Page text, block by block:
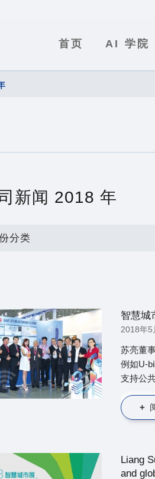
首页 AI 学院
新闻 2018 年
分类
智慧城
2018年5
苏亮董
例如U-
支持公
Liang
and